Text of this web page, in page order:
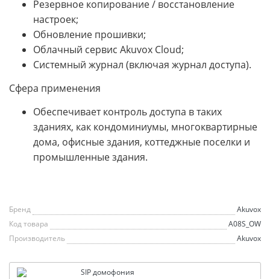
Резервное копирование / восстановление
настроек;
Обновление прошивки;
Облачный сервис Akuvox Cloud;
Системный журнал (включая журнал доступа).
Сфера применения
Обеспечивает контроль доступа в таких
зданиях, как кондоминиумы, многоквартирные
дома, офисные здания, коттеджные поселки и
промышленные здания.
Бренд
Akuvox
Код товара
A08S_OW
Производитель
Akuvox
SIP домофония